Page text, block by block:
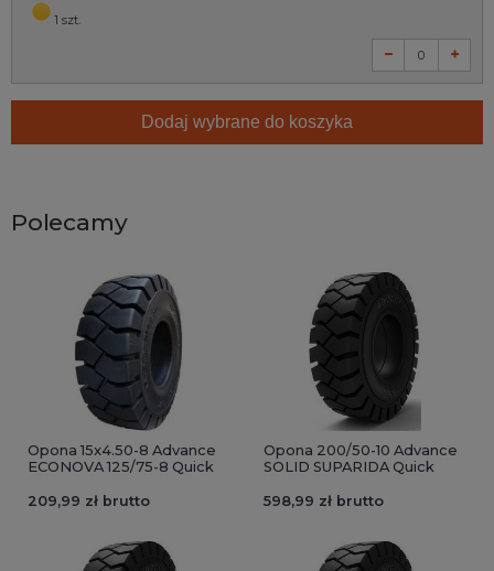
1 szt.
Dodaj wybrane do koszyka
Polecamy
Opona 15x4.50-8 Advance
ECONOVA 125/75-8 Quick
209,99 zł brutto
Opona 200/50-10 Advance
SOLID SUPARIDA Quick
598,99 zł brutto